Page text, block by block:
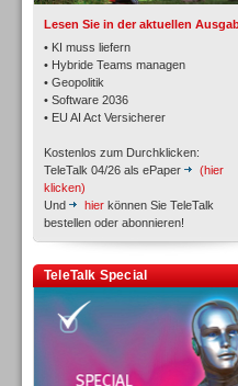
Lesen Sie in der aktuellen
• KI muss liefern
• Hybride Teams managen
• Geopolitik
• Software 2036
• EU AI Act Versicherer
Kostenlos zum Durchklicken:
TeleTalk 04/26 als ePaper
(hier
klicken)
Und
hier können Sie TeleTalk
bestellen oder abonnieren!
TeleTalk Special
Workforce-Management